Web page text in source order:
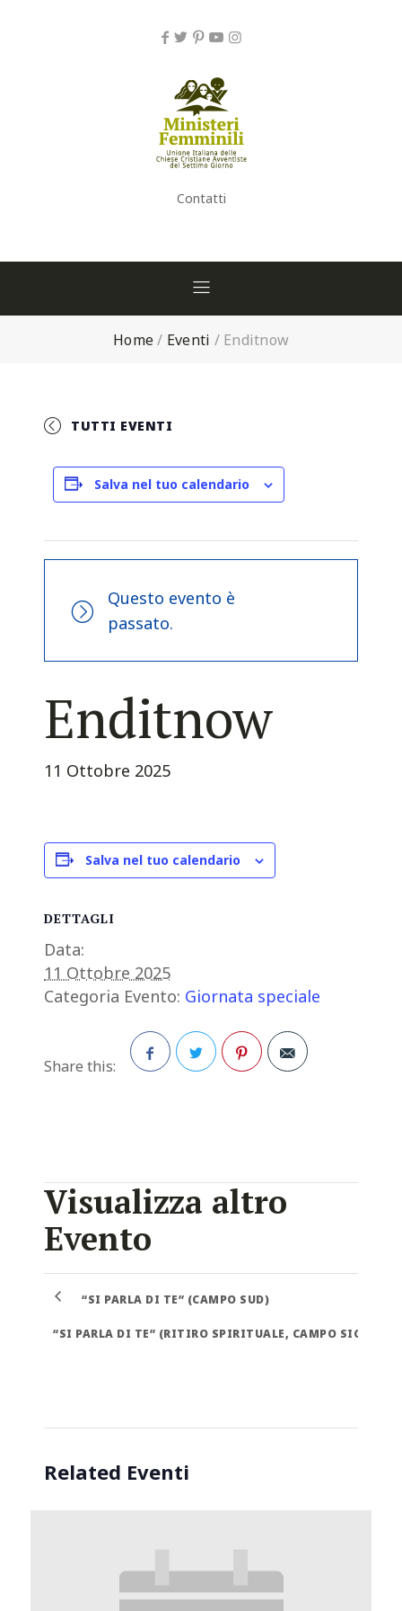
Contatti
Home/ Eventi / Enditnow
TUTTI EVENTI
Salva nel tuo calendario
Questo evento è
passato.
Enditnow
11 Ottobre 2025
Salva nel tuo calendario
DETTAGLI
Data:
11 Ottobre 2025
Categoria Evento: Giornata speciale
Share this:
Visualizza altro
Evento
“SI PARLA DI TE” (CAMPO SUD)
“SI PARLA DI TE” (RITIRO SPIRITUALE, CAMPO
Related Eventi